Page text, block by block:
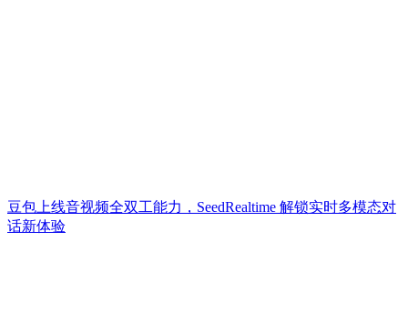
豆包上线音视频全双工能力，SeedRealtime 解锁实时多模态对
话新体验